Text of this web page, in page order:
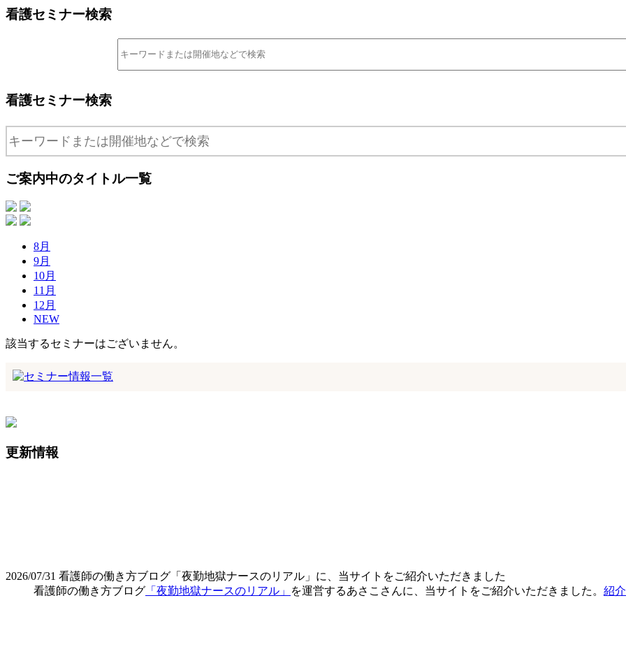
看護セミナー検索
看護セミナー検索
ご案内中のタイトル一覧
8月
9月
10月
11月
12月
NEW
該当するセミナーはございません。
更新情報
2026/07/31 看護師の働き方ブログ「夜勤地獄ナースのリアル」に、当サイトをご紹介いただきました
看護師の働き方ブログ 「夜勤地獄ナースのリアル」 を運営するあさこさんに、当サイトをご紹介いただきました。 紹